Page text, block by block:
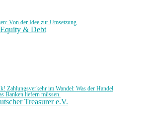
Von der Idee zur Umsetzung
& Debt
Zahlungsverkehr im Wandel: Was der Handel
Banken liefern müssen.
Treasurer e.V.